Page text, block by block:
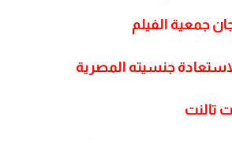
جنسيته المصرية
تالنت